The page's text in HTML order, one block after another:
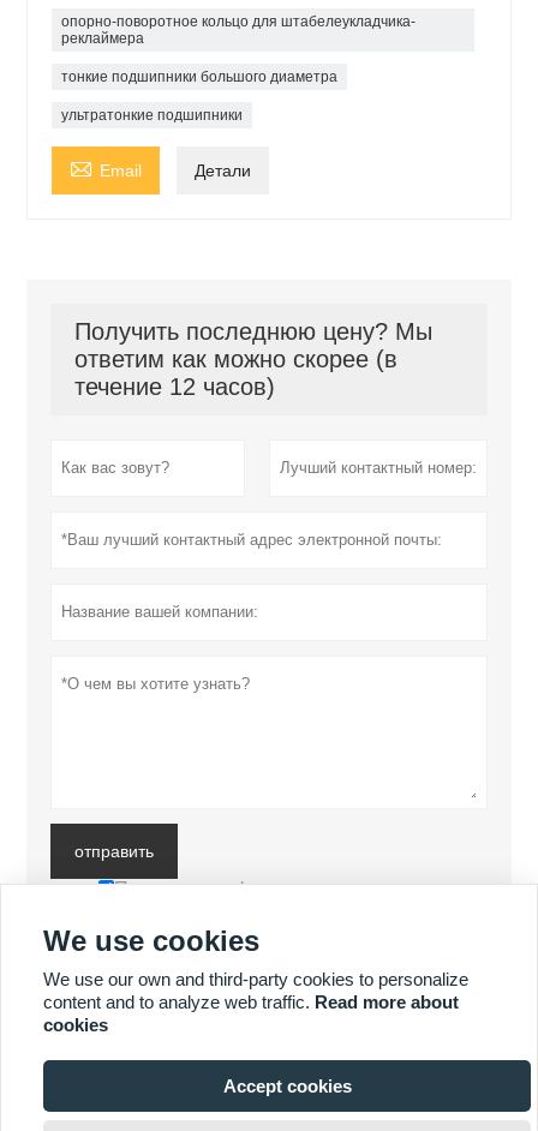

опорно-поворотное кольцо для штабелеукладчика-
реклаймера
тонкие подшипники большого диаметра
ультратонкие подшипники
 Email Детали
Получить последнюю цену? Мы
ответим как можно скорее (в
течение 12 часов)
отправить
Политика конфиденциальности
БОЛЬШЕ УСЛУГ
      
We use cookies
We use our own and third-party cookies to personalize
content and to analyze web traffic. Read more about
cookies
Accept cookies